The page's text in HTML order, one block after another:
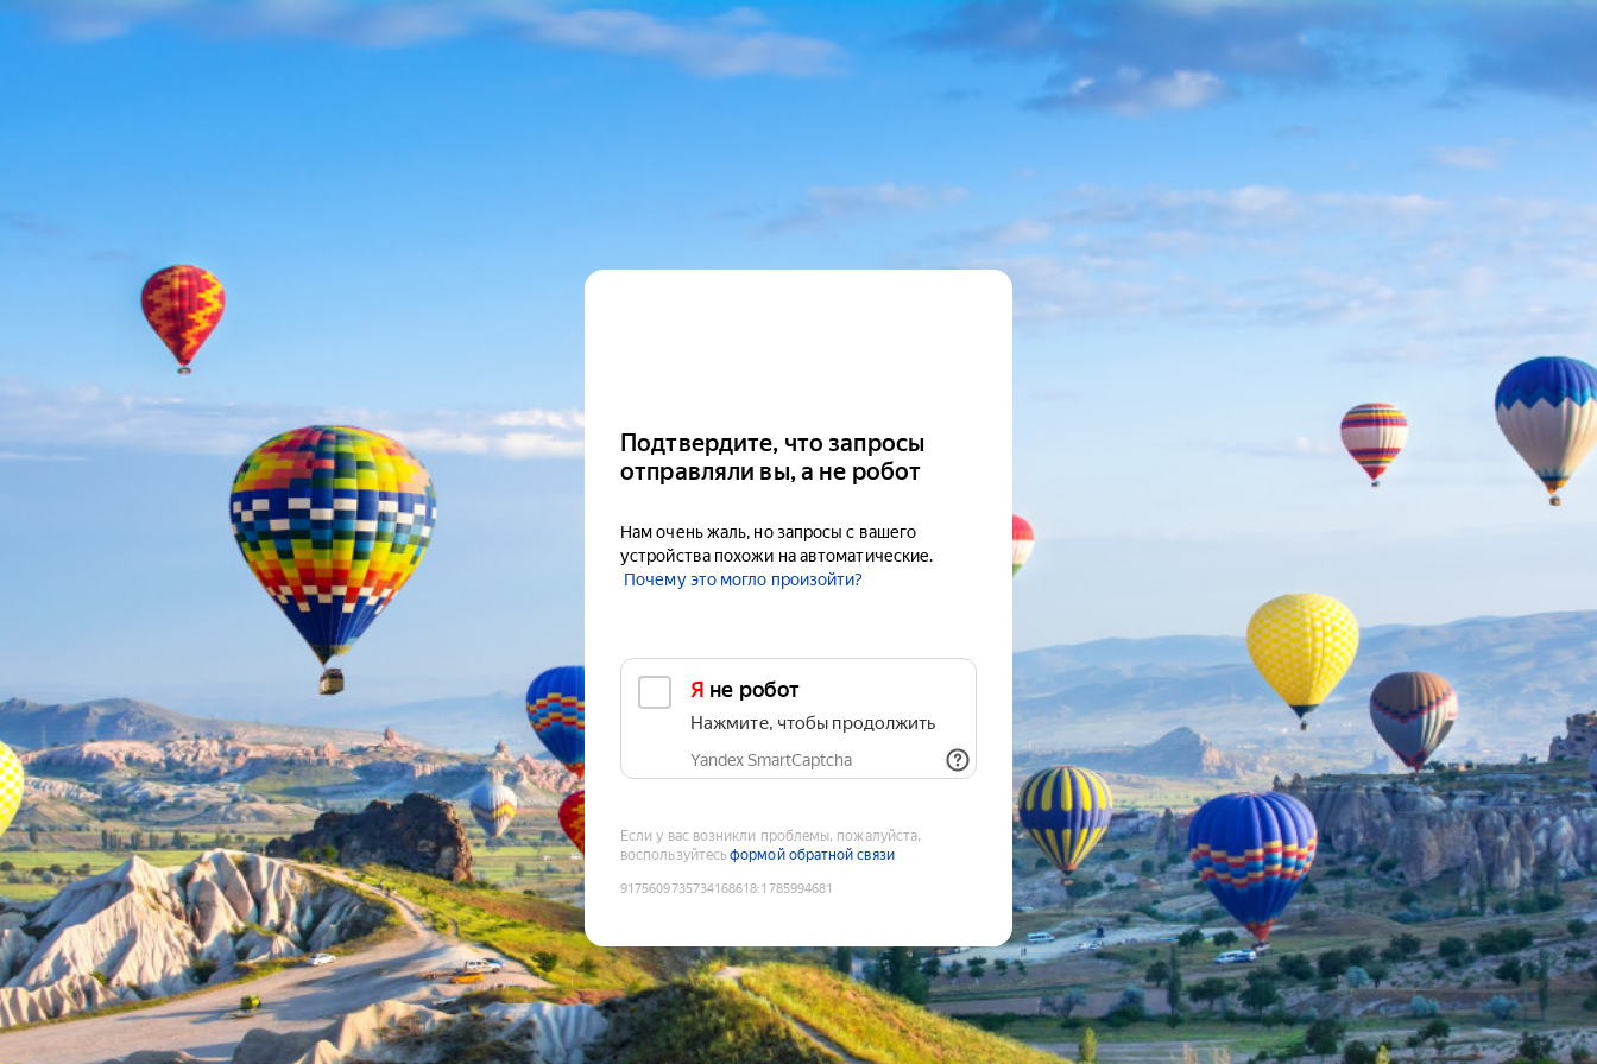
Подтвердите, что запросы
отправляли вы, а не робот
Нам очень жаль, но запросы с вашего
устройства похожи на автоматические.
Почему это могло произойти?
Я не робот
Нажмите, чтобы продолжить
Yandex SmartCaptcha
Если у вас возникли проблемы, пожалуйста,
воспользуйтесьформой обратной связи
9175609735734168618:1785994681